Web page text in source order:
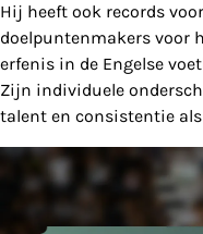
Hij heeft ook records
doelpuntenmakers voor
erfenis in de Engelse
Zijn individuele
talent en consistentie als